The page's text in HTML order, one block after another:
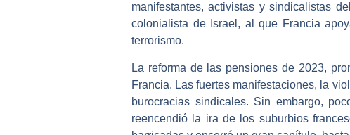
manifestantes, activistas y sindicalistas
colonialista de Israel, al que Francia
terrorismo.
La reforma de las pensiones de 2023,
Francia. Las fuertes manifestaciones, la
burocracias sindicales. Sin embargo,
reencendió la ira de los suburbios